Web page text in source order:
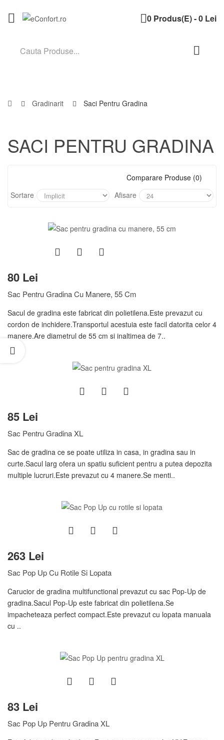
0 Produs(e) - 0 Lei
Gradinarit Saci Pentru Gradina
SACI PENTRU GRADINA
Comparare Produse (0)
Sortare
Afisare
80 Lei
Sac Pentru Gradina Cu Manere, 55 Cm
Sacul de gradina este fabricat din polietilena.Este prevazut cu
cordon de inchidere.Transportul acestuia este facil datorita celor 4
manere.Are diametrul de 55 cm si inaltimea de 7..
85 Lei
Sac Pentru Gradina XL
Sac de gradina ce se poate utiliza in casa, in gradina sau in
curte.Sacul larg ofera un spatiu suficient pentru a putea depozita
multiple lucruri.Este prevazut cu 4 manere.Se menti..
263 Lei
Sac Pop Up Cu Rotile Si Lopata
Carucior de gradina multifunctional prevazut cu sac Pop-Up de
gradina.Sacul Pop-Up este fabricat din polietilena.Se
impacheteaza perfect compact.Este prevazut cu lopata manuala
cu ..
83 Lei
Sac Pop Up Pentru Gradina XL